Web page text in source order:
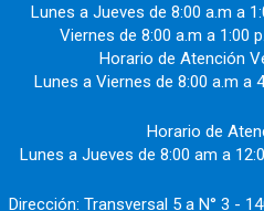
Lunes a Jueves de 8:00 a.m a
Viernes de 8:00 a.m a 1:00
Horario de Atención
Lunes a Viernes de 8:00 a.m a
Horario de
Lunes a Jueves de 8:00 am a
Dirección: Transversal 5 a N° 3 -